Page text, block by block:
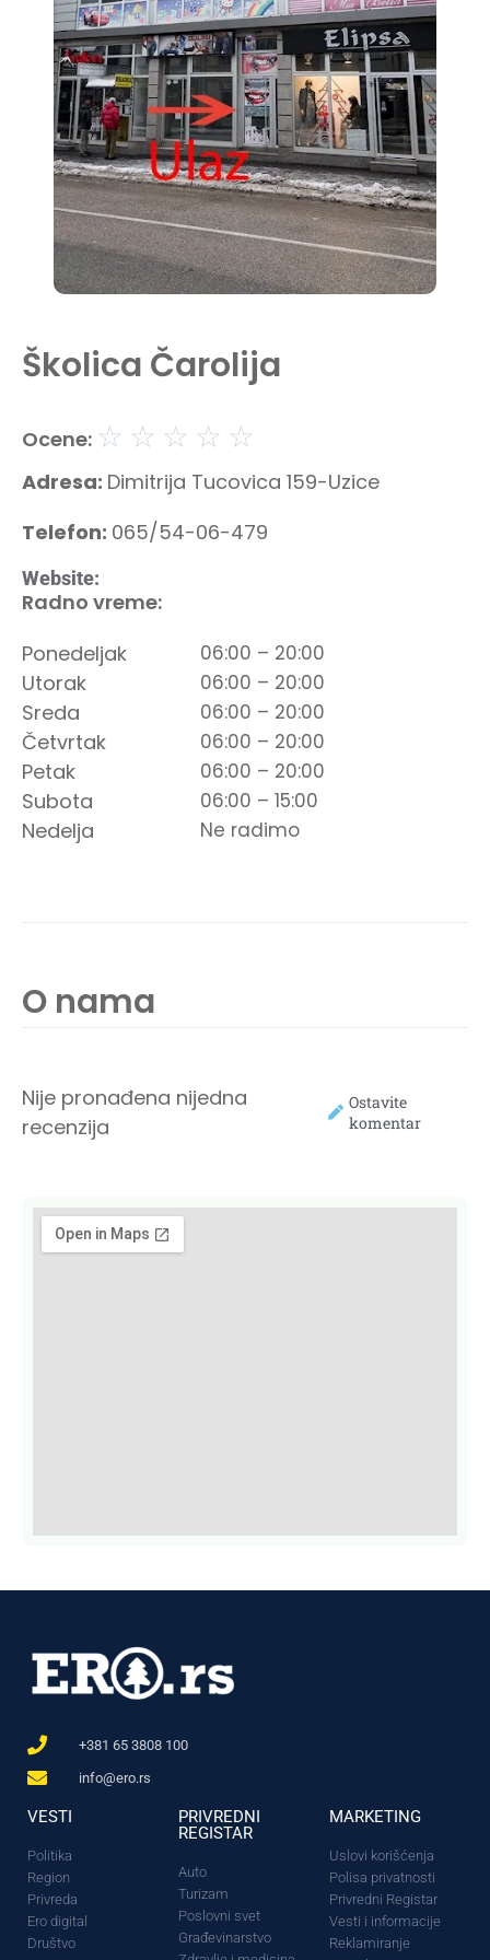
Školica Čarolija
Ocene: ☆ ☆ ☆ ☆ ☆
Adresa: Dimitrija Tucovica 159-Uzice
Telefon: 065/54-06-479
Website:
Radno vreme:
Ponedeljak
Utorak
Sreda
Četvrtak
Petak
Subota
Nedelja
06:00 – 20:00
06:00 – 20:00
06:00 – 20:00
06:00 – 20:00
06:00 – 20:00
06:00 – 15:00
Ne radimo
O nama
Nije pronađena nijedna
recenzija
Ostavite
komentar
+381 65 3808 100
info@ero.rs
VESTI
Politika
Region
Privreda
Ero digital
Društvo
PRIVREDNI
REGISTAR
Auto
Turizam
Poslovni svet
Građevinarstvo
MARKETING
Uslovi korišćenja
Polisa privatnosti
Privredni Registar
Vesti i informacije
Reklamiranje